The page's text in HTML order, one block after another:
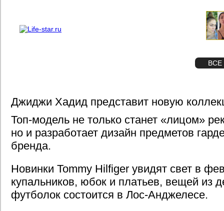
ВСЕ
Джиджи Хадид представит новую
Топ-модель не только станет «лицом»
но и разработает дизайн предметов
бренда.
Новинки Tommy Hilfiger увидят свет в
купальников, юбок и платьев, вещей из
футболок состоится в Лос-Анджелесе.